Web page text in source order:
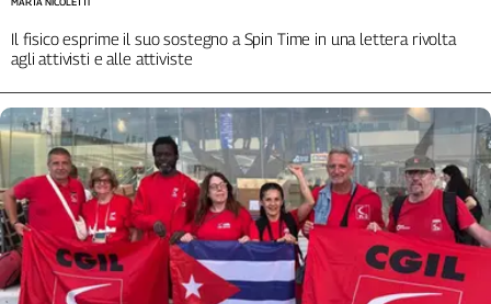
nel
Lavoro
Territori
Abruzzo-
Molise
Alto
Adige
Basilicata
Calabria
Il fisico esprime il suo sostegno a Spin Time in una lettera rivolta
agli attivisti e alle attiviste